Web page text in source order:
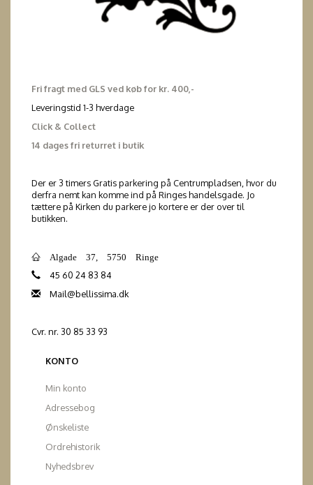
Fri fragt med GLS ved køb for kr. 400,-
Leveringstid 1-3 hverdage
Click & Collect
14 dages fri returret i butik
Der er 3 timers Gratis parkering på Centrumpladsen, hvor du
derfra nemt kan komme ind på Ringes handelsgade. Jo
tættere på Kirken du parkere jo kortere er der over til
butikken.
Algade 37, 5750 Ringe
45 60 24 83 84
Mail@bellissima.dk
Cvr. nr. 30 85 33 93
KONTO
Min konto
Adressebog
Ønskeliste
Ordrehistorik
Nyhedsbrev